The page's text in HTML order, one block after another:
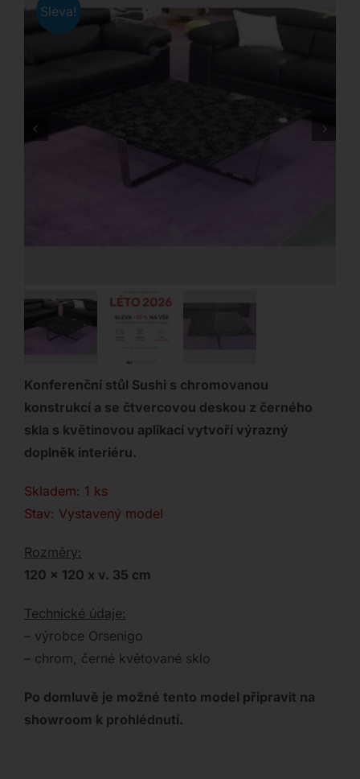
Sleva!
Konferenční stůl Sushi s chromovanou
konstrukcí a se čtvercovou deskou z černého
skla s květinovou aplikací vytvoří výrazný
doplněk interiéru.
Skladem: 1 ks
Stav: Vystavený model
Rozměry:
120 x 120 x v. 35 cm
Technické údaje:
– výrobce Orsenigo
– chrom, černé květované sklo
Po domluvě je možné tento model připravit na
showroom k prohlédnutí.